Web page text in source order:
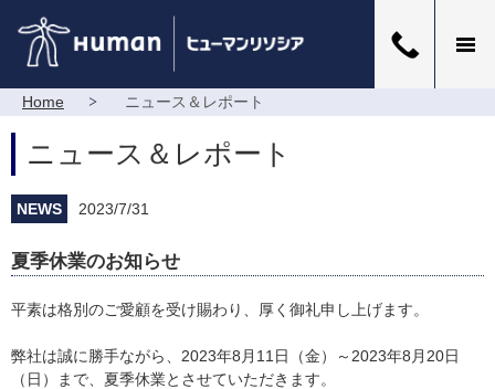
Home ニュース＆レポート
ニュース＆レポート
NEWS 2023/7/31
夏季休業のお知らせ
平素は格別のご愛顧を受け賜わり、厚く御礼申し上げます。
弊社は誠に勝手ながら、2023年8月11日（金）～2023年8月20日
（日）まで、夏季休業とさせていただきます。